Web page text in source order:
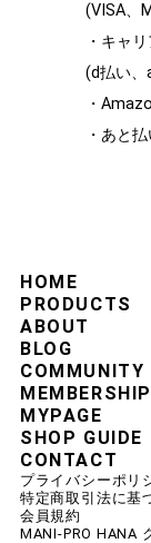
(VISA、
・キャ
(d払い
・
・あと
HOME
PRODUCTS
ABOUT
BLOG
COMMUNITY
MEMBERSHIP
MYPAGE
SHOP GUIDE
CONTACT
プライバシーポリ
特定商取引法に基
会員規約
MANI-PRO HANA